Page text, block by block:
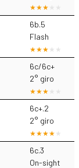
6b.5
Flash
6c/6c+
2° giro
6c+.2
2° giro
6c.3
On-sight